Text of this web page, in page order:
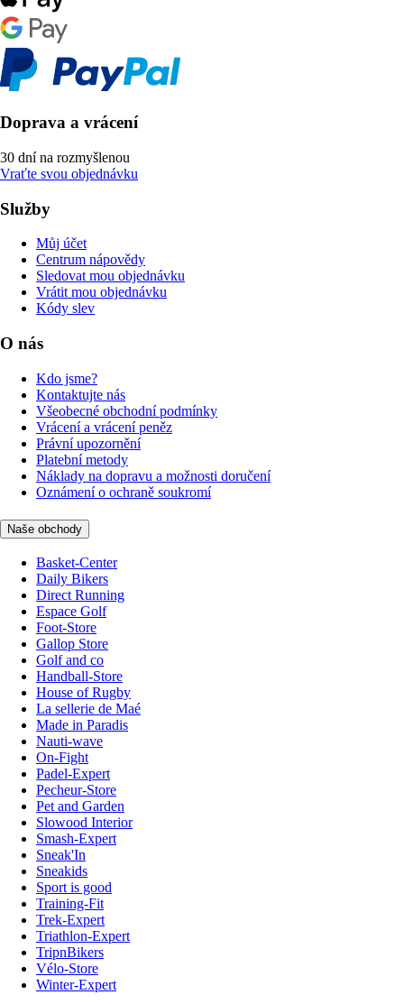
Doprava a vrácení
30 dní na rozmyšlenou
Vraťte svou objednávku
Služby
Můj účet
Centrum nápovědy
Sledovat mou objednávku
Vrátit mou objednávku
Kódy slev
O nás
Kdo jsme?
Kontaktujte nás
Všeobecné obchodní podmínky
Vrácení a vrácení peněz
Právní upozornění
Platební metody
Náklady na dopravu a možnosti doručení
Oznámení o ochraně soukromí
Naše obchody
Basket-Center
Daily Bikers
Direct Running
Espace Golf
Foot-Store
Gallop Store
Golf and co
Handball-Store
House of Rugby
La sellerie de Maé
Made in Paradis
Nauti-wave
On-Fight
Padel-Expert
Pecheur-Store
Pet and Garden
Slowood Interior
Smash-Expert
Sneak'In
Sneakids
Sport is good
Training-Fit
Trek-Expert
Triathlon-Expert
TripnBikers
Vélo-Store
Winter-Expert